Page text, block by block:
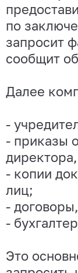
по
запросит
сообщит
Далее
-
- приказы
- копии
лиц;
-
-
Это